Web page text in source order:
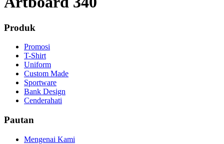
Produk
Promosi
T-Shirt
Uniform
Custom Made
Sportware
Bank Design
Cenderahati
Pautan
Mengenai Kami